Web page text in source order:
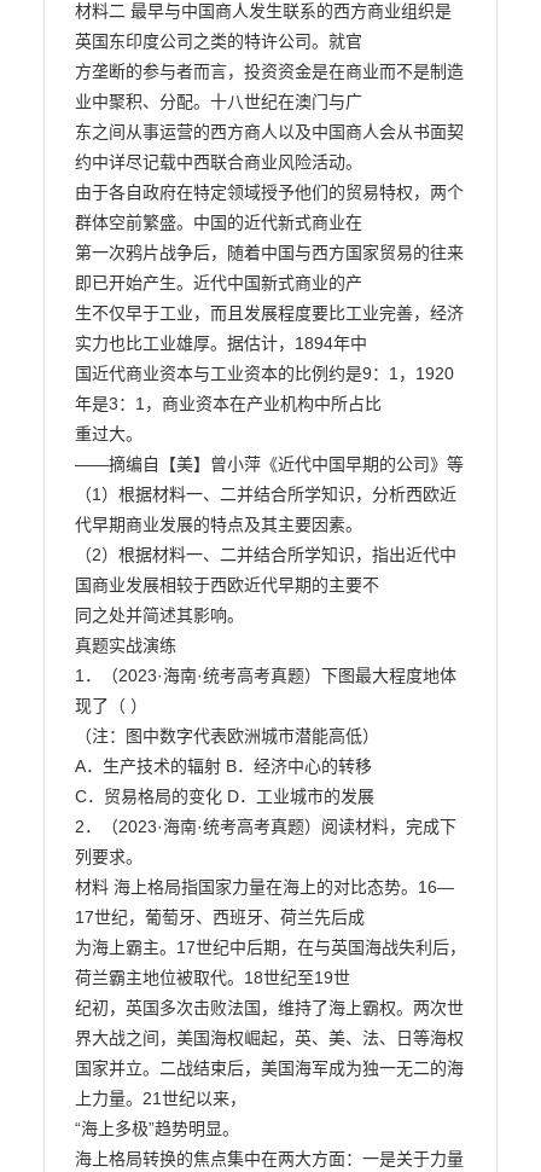
材料二 最早与中国商人发生联系的西方商业组织是
英国东印度公司之类的特许公司。就官
方垄断的参与者而言，投资资金是在商业而不是制造
业中聚积、分配。十八世纪在澳门与广
东之间从事运营的西方商人以及中国商人会从书面契
约中详尽记载中西联合商业风险活动。
由于各自政府在特定领域授予他们的贸易特权，两个
群体空前繁盛。中国的近代新式商业在
第一次鸦片战争后，随着中国与西方国家贸易的往来
即已开始产生。近代中国新式商业的产
生不仅早于工业，而且发展程度要比工业完善，经济
实力也比工业雄厚。据估计，1894年中
国近代商业资本与工业资本的比例约是9：1，1920
年是3：1，商业资本在产业机构中所占比
重过大。
——摘编自【美】曾小萍《近代中国早期的公司》等
（1）根据材料一、二并结合所学知识，分析西欧近
代早期商业发展的特点及其主要因素。
（2）根据材料一、二并结合所学知识，指出近代中
国商业发展相较于西欧近代早期的主要不
同之处并简述其影响。
真题实战演练
1．（2023·海南·统考高考真题）下图最大程度地体
现了（ ）
（注：图中数字代表欧洲城市潜能高低）
A．生产技术的辐射 B．经济中心的转移
C．贸易格局的变化 D．工业城市的发展
2．（2023·海南·统考高考真题）阅读材料，完成下
列要求。
材料 海上格局指国家力量在海上的对比态势。16—
17世纪，葡萄牙、西班牙、荷兰先后成
为海上霸主。17世纪中后期，在与英国海战失利后，
荷兰霸主地位被取代。18世纪至19世
纪初，英国多次击败法国，维持了海上霸权。两次世
界大战之间，美国海权崛起，英、美、法、日等海权
国家并立。二战结束后，美国海军成为独一无二的海
上力量。21世纪以来，
“海上多极”趋势明显。
海上格局转换的焦点集中在两大方面：一是关于力量